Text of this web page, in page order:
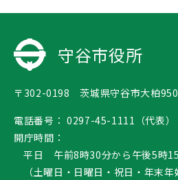
守谷市役所
〒302-0198 茨城県守谷市大柏
電話番号： 0297-45-1111（代表）
開庁時間：
平日 午前8時30分から午後5時
（土曜日・日曜日・祝日・年末年